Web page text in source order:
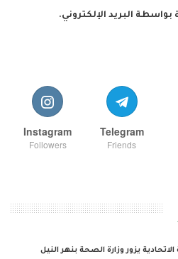
البريد الإلكتروني.
Telegram
Friends
Instagram
Followers
يزور وزارة الصحة بنهر النيل